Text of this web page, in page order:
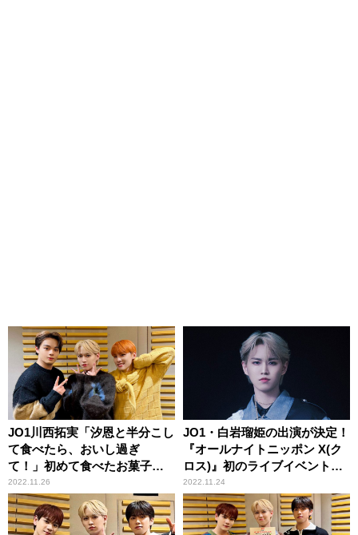
JO1川西拓実「汐恩と半分こし
て食べたら、おいし過ぎ
て！」初めて食べたお菓子に
ぞっこん
2022.11.26
JO1・白岩瑠姫の出演が決定！
『オールナイトニッポン X(ク
ロス)』初のライブイベント、
横浜アリーナで開催！
2022.11.24